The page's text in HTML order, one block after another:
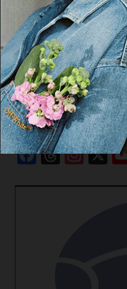
Cerca
Cerca
Facebook
Threads
X